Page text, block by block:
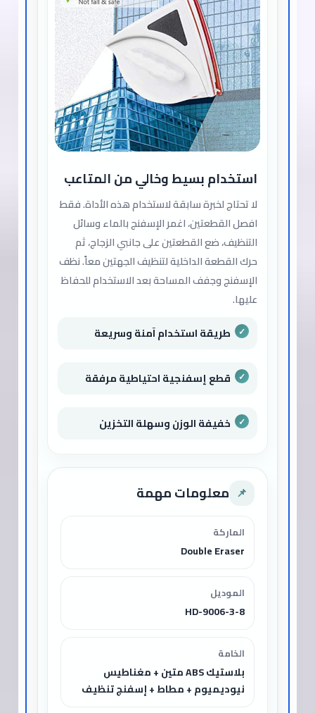
استخدام بسيط وخالي من المتاعب
لا تحتاج لخبرة سابقة لاستخدام هذه الأداة. فقط
افصل القطعتين، اغمر الإسفنج بالماء وسائل
التنظيف، ضع القطعتين على جانبي الزجاج، ثم
حرك القطعة الداخلية لتنظيف الجهتين معاً. نظف
الإسفنج وجفف المساحة بعد الاستخدام للحفاظ
عليها.
طريقة استخدام آمنة وسريعة
قطع إسفنجية احتياطية مرفقة
خفيفة الوزن وسهلة التخزين
📌 معلومات مهمة
الماركة
Double Eraser
الموديل
HD-9006-3-8
الخامة
بلاستيك ABS متين + مغناطيس
نيوديميوم + مطاط + إسفنج تنظيف